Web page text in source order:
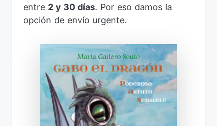
entre 2 y 30 días. Por eso damos la
opción de envío urgente.